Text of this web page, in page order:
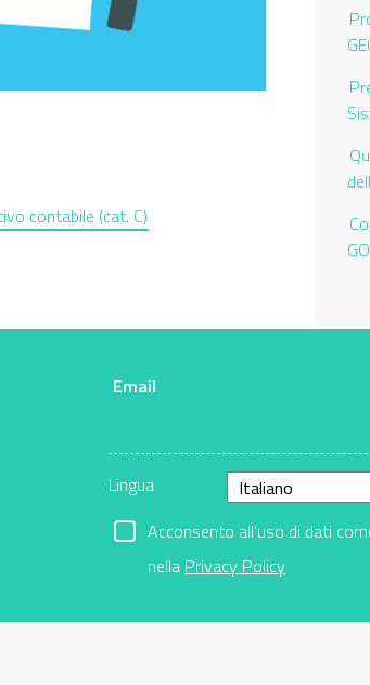
contabile (cat. C)
Email
Lingua
Acconsento all'uso di dati
nella Privacy Policy